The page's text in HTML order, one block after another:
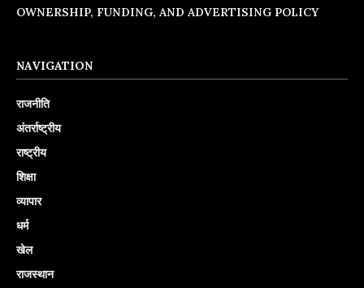
OWNERSHIP, FUNDING, AND ADVERTISING POLICY
NAVIGATION
राजनीति
अंतर्राष्ट्रीय
राष्ट्रीय
शिक्षा
व्यापार
धर्म
खेल
राजस्थान